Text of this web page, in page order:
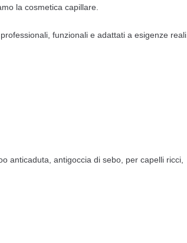
la cosmetica capillare.
funzionali e adattati a esigenze reali.
anticaduta, antigoccia di sebo, per capelli ricci,